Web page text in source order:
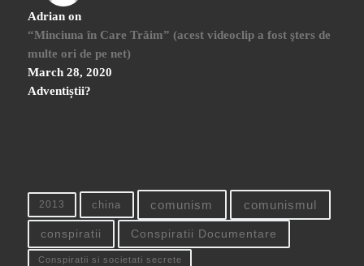
Adrian on
“Minciuna în Care Trăim” (acest videoclip a fost şters de
multe ori de pe net)
March 28, 2020
Adventiștii?
2013 china comunism comunismul
conspiratii Conspiratii Documentare
Conspiratii si societati secrete